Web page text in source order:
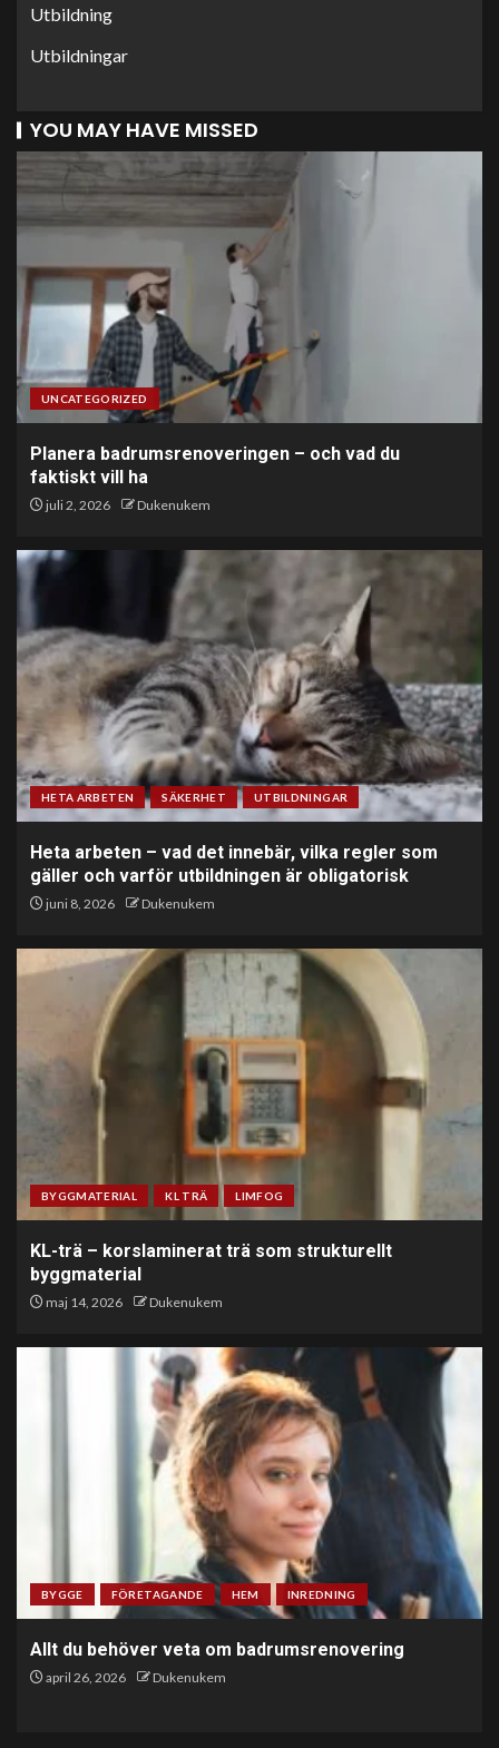
Utbildning
Utbildningar
YOU MAY HAVE MISSED
UNCATEGORIZED
Planera badrumsrenoveringen – och vad du
faktiskt vill ha
juli 2, 2026 Dukenukem
HETA ARBETEN SÄKERHET UTBILDNINGAR
Heta arbeten – vad det innebär, vilka regler som
gäller och varför utbildningen är obligatorisk
juni 8, 2026 Dukenukem
BYGGMATERIAL KL TRÄ LIMFOG
KL-trä – korslaminerat trä som strukturellt
byggmaterial
maj 14, 2026 Dukenukem
BYGGE FÖRETAGANDE HEM INREDNING
Allt du behöver veta om badrumsrenovering
april 26, 2026 Dukenukem